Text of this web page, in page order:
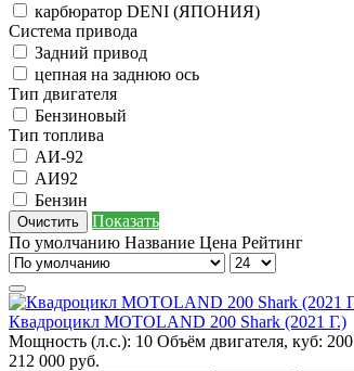
карбюратор DENI (ЯПОНИЯ)
Система привода
Задний привод
цепная на заднюю ось
Тип двигателя
Бензиновый
Тип топлива
АИ-92
АИ92
Бензин
Очистить
Показать
По умолчанию Название Цена Рейтинг
Квадроцикл MOTOLAND 200 Shark (2021 Г.)
Мощность (л.с.): 10 Объём двигателя, куб: 200
212 000 руб.